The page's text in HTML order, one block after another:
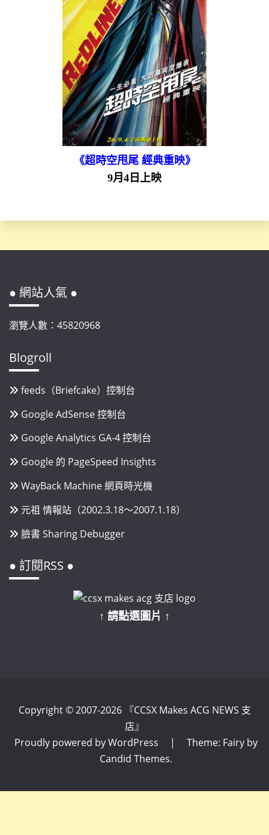
《超時空甩尾 經典重映》
9月4日上映
● 網站人氣 ●
瀏覽人數：45820968
Blogroll
feeds（Briefcake）控制台
Google AdSense 控制台
Google Analytics GA-4 控制台
Google 的 PageSpeed Insights
WayBack Machine 網頁時光機
元祖 情報站（2002.3.18～2007.1.18）
臉書 Sharing Debugger
● 訂閱RSS ●
↑ 請點選圖片 ↑
Copyright © 2007-2026 『CCSX Makes ACG NEWS 支
店』
Proudly powered by WordPress
|
Theme: Fairy by
Candid Themes.